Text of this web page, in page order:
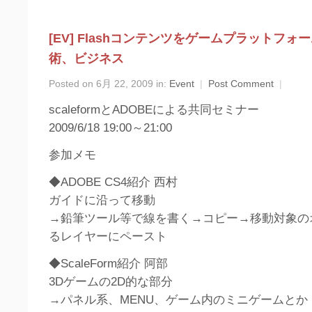
[EV] Flashコンテンツをゲームプラットフォ
術、ビジネス
Posted on 6月 22, 2009 in: Event | Post Comment |
scaleformとADOBEによる共同セミナー
2009/6/18 19:00～21:00
参加メモ
◆ADOBE CS4紹介 西村
ガイドに沿って移動
→鉛筆ツール等で線を書く→コピー→移動対象の
るレイヤーにペースト
◆ScaleForm紹介 阿部
3Dゲームの2D的な部分
→パネル系、MENU、ゲーム内のミニゲームとか